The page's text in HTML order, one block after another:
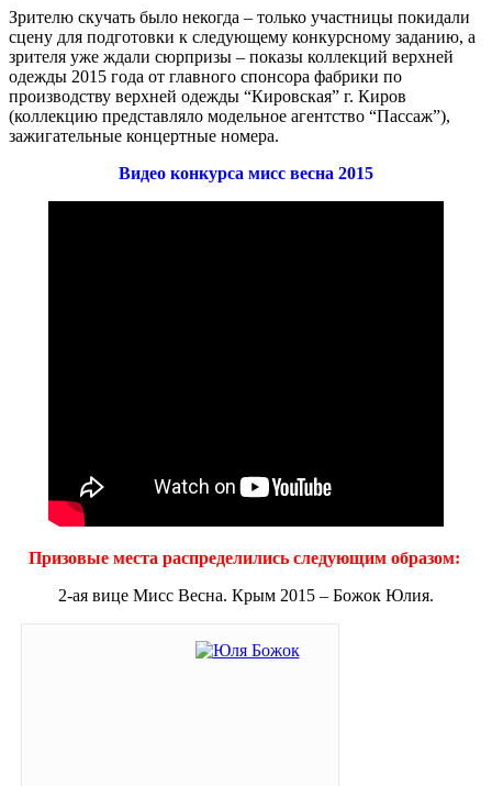
Зрителю скучать было некогда – только участницы покидали
сцену для подготовки к следующему конкурсному заданию, а
зрителя уже ждали сюрпризы – показы коллекций верхней
одежды 2015 года от главного спонсора фабрики по
производству верхней одежды “Кировская” г. Киров
(коллекцию представляло модельное агентство “Пассаж”),
зажигательные концертные номера.
Видео конкурса мисс весна 2015
Призовые места распределились следующим образом:
2-ая вице Мисс Весна. Крым 2015 – Божок Юлия.